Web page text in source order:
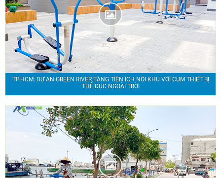
TP.HCM: DỰ ÁN GREEN RIVER TĂNG TIỆN ÍCH NỘI KHU VỚI CỤM THIẾT BỊ
THỂ DỤC NGOÀI TRỜI